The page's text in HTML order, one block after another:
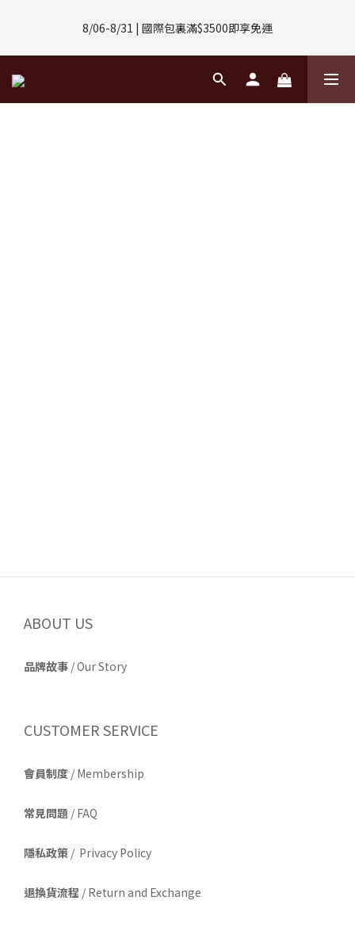
(數量有限售完不補)
8/06-8/31 | 國際包裏滿$3500即享免運
8/08-8/10 | 全館任選3件 贈 $188購物金
ABOUT US
品牌故事 /Our Story
CUSTOMER SERVICE
會員制度 / Membership
常見問題 / FAQ
隱私政策 / Privacy Policy
退換貨流程 / Return and Exchange